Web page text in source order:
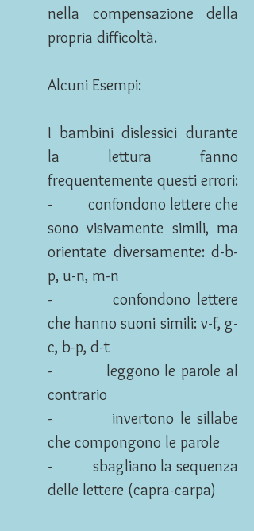
nella compensazione della
propria difficoltà.
Alcuni Esempi:
I bambini dislessici durante
la lettura fanno
frequentemente questi errori:
- confondono lettere che
sono visivamente simili, ma
orientate diversamente: d-b-
p, u-n, m-n
- confondono lettere
che hanno suoni simili: v-f, g-
c, b-p, d-t
- leggono le parole al
contrario
- invertono le sillabe
che compongono le parole
- sbagliano la sequenza
delle lettere (capra-carpa)